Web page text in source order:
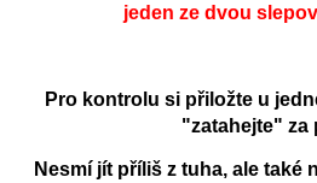
jeden ze dvou
Pro kontrolu si přiložte u
"zatahejte" za
Nesmí jít příliš z tuha, ale také